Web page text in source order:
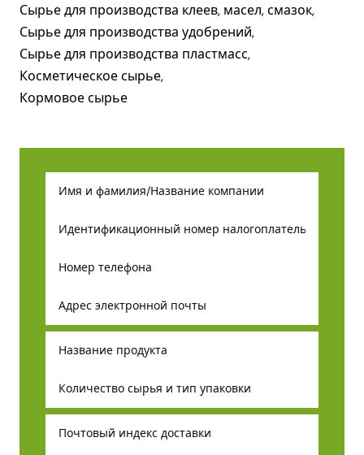
Сырье для производства клеев, масел, смазок,
Сырье для производства удобрений,
Сырье для производства пластмасс,
Косметическое сырье,
Кормовое сырье